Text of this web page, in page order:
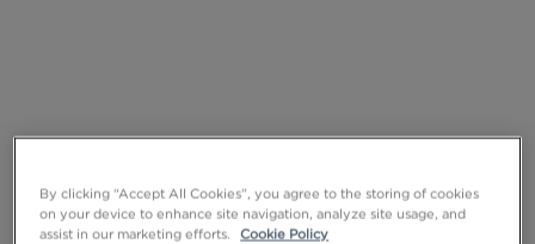
By clicking “Accept All Cookies”, you agree to the storing of cookies
on your device to enhance site navigation, analyze site usage, and
assist in our marketing efforts.
Cookie Policy